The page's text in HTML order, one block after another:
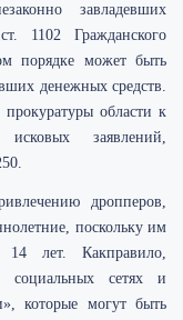
завладевших
1102 Гражданского
порядке может быть
денежных средств.
области к
заявлений,
дропперов,
поскольку им
14 лет. Какправило,
социальных сетях и
которые могут быть